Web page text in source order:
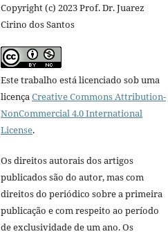
Copyright (c) 2023 Prof. Dr. Juarez
Cirino dos Santos
Este trabalho está licenciado sob uma
licença Creative Commons Attribution-
NonCommercial 4.0 International
License.
Os direitos autorais dos artigos
publicados são do autor, mas com
direitos do periódico sobre a primeira
publicação e com respeito ao período
de exclusividade de um ano. Os